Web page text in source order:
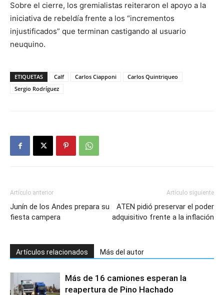
Sobre el cierre, los gremialistas reiteraron el apoyo a la
iniciativa de rebeldía frente a los “incrementos
injustificados” que terminan castigando al usuario
neuquino.
ETIQUETAS Calf Carlos Ciapponi
Carlos Quintriqueo
Sergio Rodríguez
Artículo anterior
Junín de los Andes prepara su
fiesta campera
Artículo siguiente
ATEN pidió preservar el poder
adquisitivo frente a la inflación
Artículos relacionados Más del autor
Más de 16 camiones esperan la
reapertura de Pino Hachado